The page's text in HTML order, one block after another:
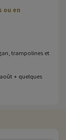
ou en
trampolines et
+ quelques